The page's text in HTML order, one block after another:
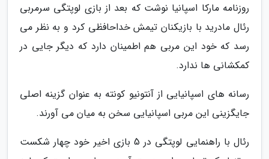
روزنامه مارکا اسپانیا نوشت که بعد از بازی لوپتگی سرمربی
رئال مادرید با بازیکنان تیمش خداحافظی کرد و به نظر می
رسد که خود این مربی هم اطمینان دارد که دیگر جایی در
کمکشانی ها ندارد.
رسانه های اسپانیایی از آنتونیو کونته به عنوان گزینه اصلی
جایگزینی این مربی اسپانیایی سخن به میان می آورند.
رئال با راهنمایی لوپتگی در 5 بازی اخیر خود چهار شکست